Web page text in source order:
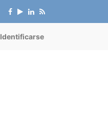
Identificarse